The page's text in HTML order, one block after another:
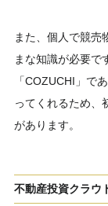
また、個人で競売
まな知識が必要で
「COZUCHI」で
ってくれるため、
があります。
不動産投資クラウ